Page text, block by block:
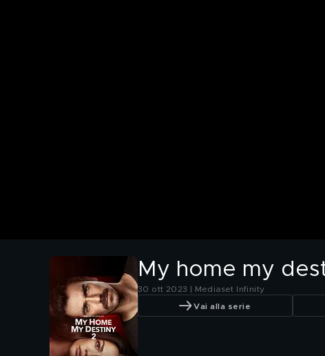
My home my
30 ott 2023 | Mediaset Infinity
Vai alla serie